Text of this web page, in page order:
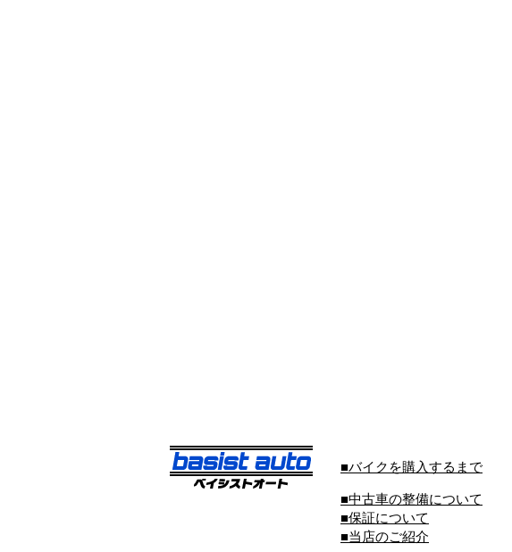
■バイクを購入するまで
■中古車の整備について
■保証について
■当店のご紹介